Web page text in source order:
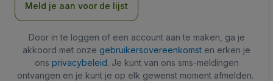
Meld je aan voor de lijst
Door in te loggen of een account aan te maken, ga je
akkoord met onze gebruikersovereenkomst en erken je
ons privacybeleid. Je kunt van ons sms-meldingen
ontvangen en je kunt je op elk gewenst moment afmelden.